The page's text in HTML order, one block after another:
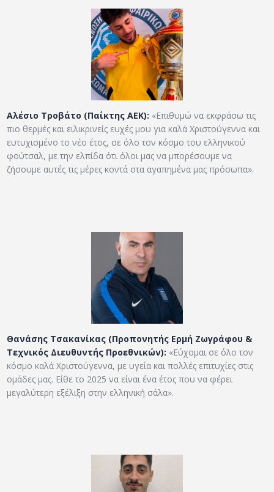
Αλέσιο Τροβάτο (Παίκτης ΑΕΚ): «Επιθυμώ να εκφράσω τις
πιο θερμές και ειλικρινείς ευχές μου για καλά Χριστούγεννα και
ευτυχισμένο το νέο έτος, σε όλο τον κόσμο του ελληνικού
φούτσαλ, με την ελπίδα ότι όλοι μας να μπορέσουμε να
ζήσουμε αυτές τις μέρες κοντά στα αγαπημένα μας πρόσωπα».
Θανάσης Τσακανίκας (Προπονητής Ερμή Ζωγράφου &
Τεχνικός Διευθυντής Προεθνικών): «Εύχομαι σε όλο τον
κόσμο καλά Χριστούγεννα, με υγεία και πολλές επιτυχίες στις
ομάδες μας. Είθε το 2025 να είναι ένα έτος που να φέρει
μεγαλύτερη εξέλιξη στην ελληνική σάλα».